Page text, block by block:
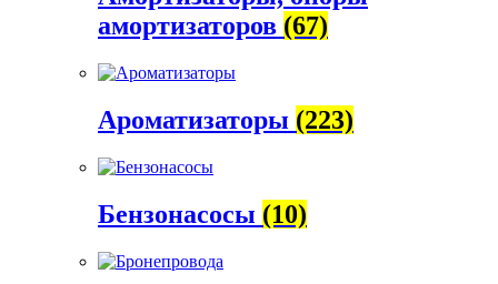
амортизаторов (67)
Ароматизаторы (223)
Бензонасосы (10)